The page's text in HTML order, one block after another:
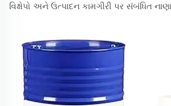
વિક્ષેપો અને ઉત્પાદન કામગીરી પર સંબંધિત